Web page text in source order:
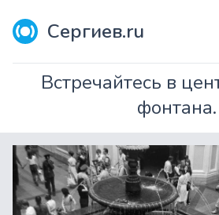
Сергиев.ru
Встречайтесь в
фонтана.